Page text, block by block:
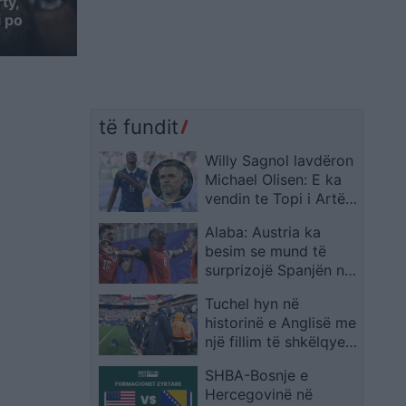
po
të fundit
Willy Sagnol lavdëron
Michael Olisen: E ka
vendin te Topi i Artë,
Ronaldon
Alaba: Austria ka
besim se mund të
surprizojë Spanjën në
Tuchel hyn në
historinë e Anglisë me
një fillim të shkëlqyer
SHBA-Bosnje e
Hercegovinë në